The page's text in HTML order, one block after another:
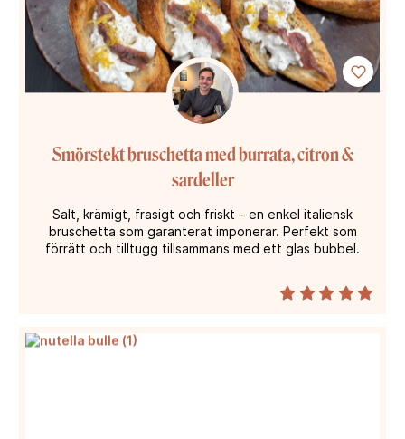
Smörstekt bruschetta med burrata, citron &
sardeller
Salt, krämigt, frasigt och friskt – en enkel italiensk
bruschetta som garanterat imponerar. Perfekt som
förrätt och tilltugg tillsammans med ett glas bubbel.